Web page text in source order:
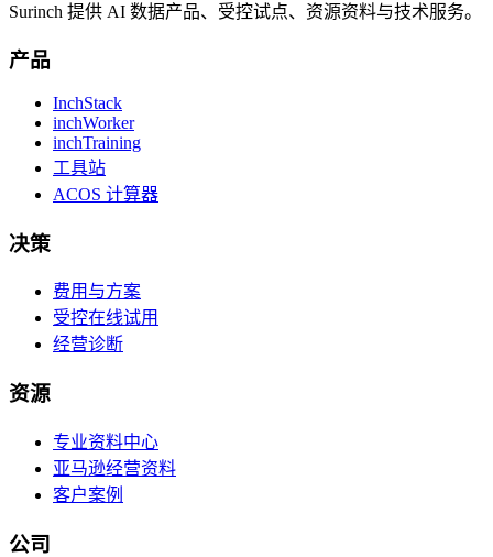
Surinch 提供 AI 数据产品、受控试点、资源资料与技术服务。
产品
InchStack
inchWorker
inchTraining
工具站
ACOS 计算器
决策
费用与方案
受控在线试用
经营诊断
资源
专业资料中心
亚马逊经营资料
客户案例
公司